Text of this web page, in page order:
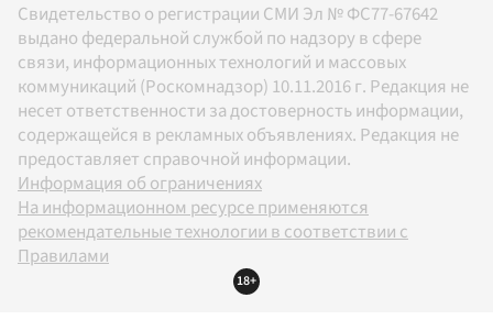
Свидетельство о регистрации СМИ Эл № ФС77-67642
выдано федеральной службой по надзору в сфере
связи, информационных технологий и массовых
коммуникаций (Роскомнадзор) 10.11.2016 г. Редакция не
несет ответственности за достоверность информации,
содержащейся в рекламных объявлениях. Редакция не
предоставляет справочной информации.
Информация об ограничениях
На информационном ресурсе применяются
рекомендательные технологии в соответствии с
Правилами
18+